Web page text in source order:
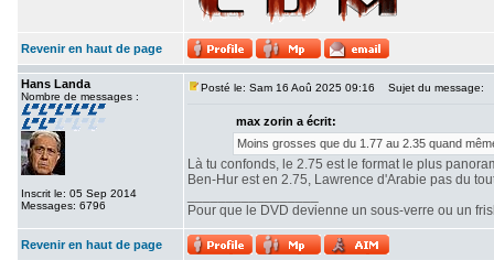
Revenir en haut de page
Hans Landa
Nombre de messages :
Inscrit le: 05 Sep 2014
Messages: 6796
Posté le: Sam 16 Aoû 2025 09:16 Sujet du message:
max zorin a écrit:
Moins grosses que du 1.77 au 2.35 quand
Là tu confonds, le 2.75 est le format le plus
Ben-Hur est en 2.75, Lawrence d'Arabie pas du
Pour que le DVD devienne un sous-verre ou un
Revenir en haut de page